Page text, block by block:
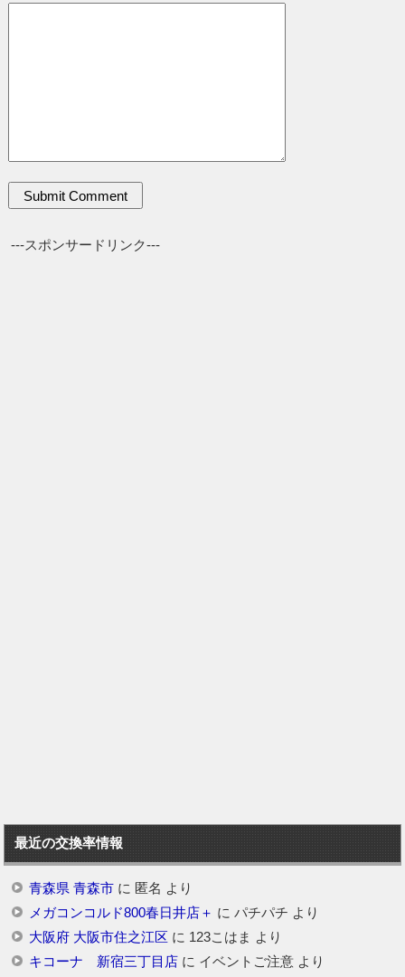
---スポンサードリンク---
最近の交換率情報
青森県 青森市に 匿名 より
メガコンコルド800春日井店＋ に パチパチ より
大阪府 大阪市住之江区 に 123こはま より
キコーナ 新宿三丁目店に イベントご注意より